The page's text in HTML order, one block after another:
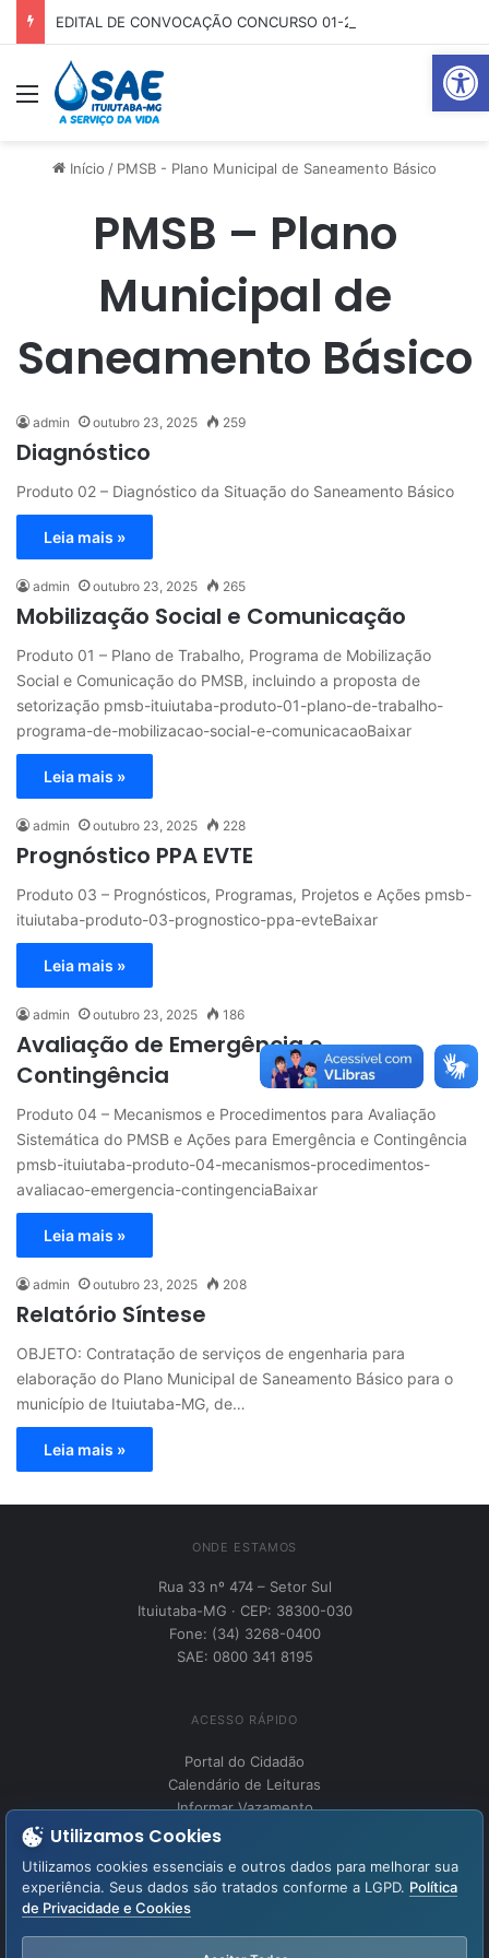
Abrir
EDITAL DE CONVOCAÇÃO CONCURSO 01-2025
Menu
Início / PMSB - Plano Municipal de Saneamento Básico
PMSB – Plano
Municipal de
Saneamento Básico
admin outubro 23, 2025 259
Diagnóstico
Produto 02 – Diagnóstico da Situação do Saneamento Básico
Leia mais »
admin outubro 23, 2025 265
Mobilização Social e Comunicação
Produto 01 – Plano de Trabalho, Programa de Mobilização
Social e Comunicação do PMSB, incluindo a proposta de
setorização pmsb-ituiutaba-produto-01-plano-de-trabalho-
programa-de-mobilizacao-social-e-comunicacaoBaixar
Leia mais »
admin outubro 23, 2025 228
Prognóstico PPA EVTE
Produto 03 – Prognósticos, Programas, Projetos e Ações pmsb-
ituiutaba-produto-03-prognostico-ppa-evteBaixar
Leia mais »
admin outubro 23, 2025 186
Avaliação de Emergência e
Contingência
Produto 04 – Mecanismos e Procedimentos para Avaliação
Sistemática do PMSB e Ações para Emergência e Contingência
pmsb-ituiutaba-produto-04-mecanismos-procedimentos-
avaliacao-emergencia-contingenciaBaixar
Leia mais »
admin outubro 23, 2025 208
Relatório Síntese
OBJETO: Contratação de serviços de engenharia para
elaboração do Plano Municipal de Saneamento Básico para o
município de Ituiutaba-MG, de…
Leia mais »
ONDE ESTAMOS
Rua 33 nº 474 – Setor Sul
Ituiutaba-MG · CEP: 38300-030
Fone: (34) 3268-0400
SAE: 0800 341 8195
ACESSO RÁPIDO
Portal do Cidadão
Calendário de Leituras
Informar Vazamento
INSTITUCIONAL
Perguntas Frequentes
LGPD – Lei Geral de Proteção de Dados
Utilizamos Cookies
Utilizamos cookies essenciais e outros dados para melhorar sua
experiência. Seus dados são tratados conforme a LGPD. Política
de Privacidade e Cookies